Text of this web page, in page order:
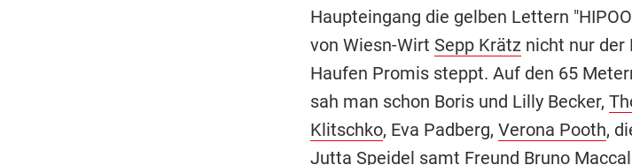
Haupteingang die gelben Lettern
von Wiesn-Wirt Sepp Krätznicht nur der
Haufen Promis steppt. Auf den 65
sah man schon Boris und Lilly Becker,
Klitschko, Eva Padberg, Verona Pooth,
Jutta Speidel samt Freund Bruno